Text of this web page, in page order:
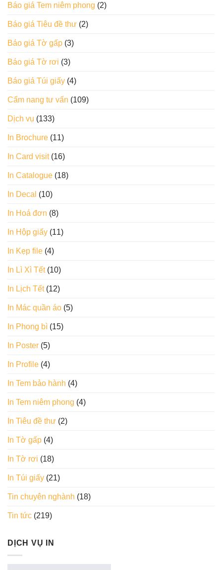
Báo giá Tem niêm phong (2)
Báo giá Tiêu đề thư (2)
Báo giá Tờ gấp (3)
Báo giá Tờ rơi (3)
Báo giá Túi giấy (4)
Cẩm nang tư vấn (109)
Dịch vụ (133)
In Brochure (11)
In Card visit(16)
In Catalogue (18)
In Decal (10)
In Hoá đơn (8)
In Hộp giấy (11)
In Kẹp file (4)
In Lì Xì Tết(10)
In Lịch Tết(12)
In Mác quần áo (5)
In Phong bì (15)
In Poster (5)
In Profile (4)
In Tem bảo hành (4)
In Tem niêm phong (4)
In Tiêu đề thư (2)
In Tờ gấp (4)
In Tờ rơi (18)
In Túi giấy (21)
Tin chuyên nghành (18)
Tin tức (219)
DỊCH VỤ IN